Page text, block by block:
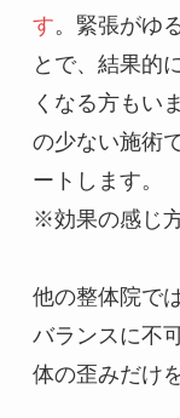
す。緊張がゆ
とで、結果的
くなる方もい
の少ない施術
ートします。
※効果の感じ
他の整体院で
バランスに不
体の歪みだけ